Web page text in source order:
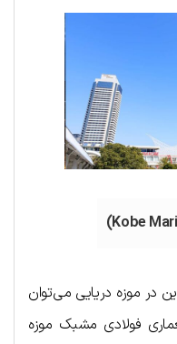
در موزه دریایی می‌توان
فولادی مشبک موزه